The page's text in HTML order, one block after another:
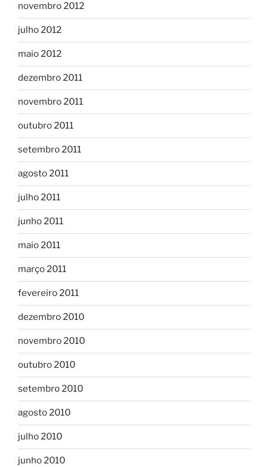
novembro 2012
julho 2012
maio 2012
dezembro 2011
novembro 2011
outubro 2011
setembro 2011
agosto 2011
julho 2011
junho 2011
maio 2011
março 2011
fevereiro 2011
dezembro 2010
novembro 2010
outubro 2010
setembro 2010
agosto 2010
julho 2010
junho 2010